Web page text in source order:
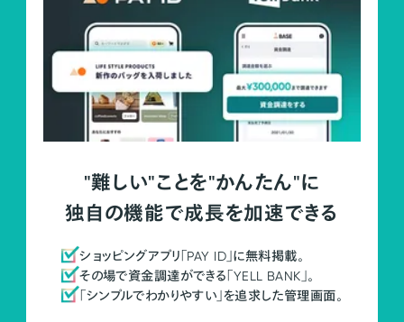
"難しい"ことを"かんたん"に
独自の機能で成長を加速できる
ショッピングアプリ「PAY ID」に無料掲載。
その場で資金調達ができる「YELL BANK」。
「シンプルでわかりやすい」を追求した管理画面。